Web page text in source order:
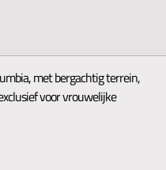
met bergachtig terrein,
voor vrouwelijke